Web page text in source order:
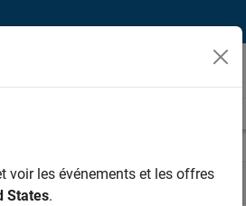
Ressources humaines
voir les événements et les offres
States.